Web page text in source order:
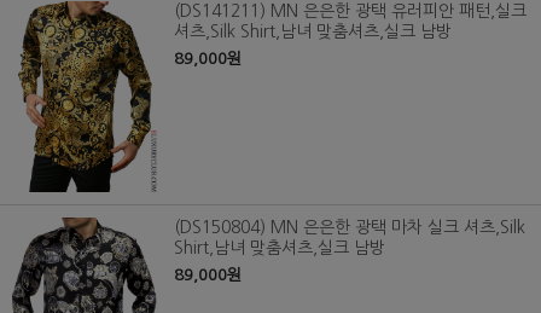
(DS141211) MN 은은한 광택 유러피안 패턴,실크
셔츠,Silk Shirt,남녀 맞춤셔츠,실크 남방
89,000원
(DS150804) MN 은은한 광택 마차 실크 셔츠,Silk
Shirt,남녀 맞춤셔츠,실크 남방
89,000원